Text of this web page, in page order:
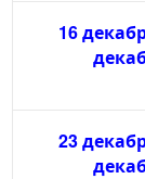
16
23